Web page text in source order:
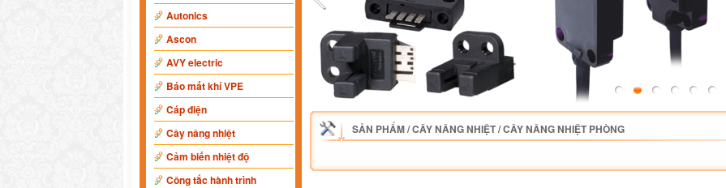
Autonics
Ascon
AVY electric
Báo mất khí VPE
Cáp điện
Cây nâng nhiệt
Cảm biến nhiệt độ
Công tắc hành trình
SẢN PHẨM/CÂY NÂNG NHIỆT/CÂY NÂNG NHIỆT PHÒNG